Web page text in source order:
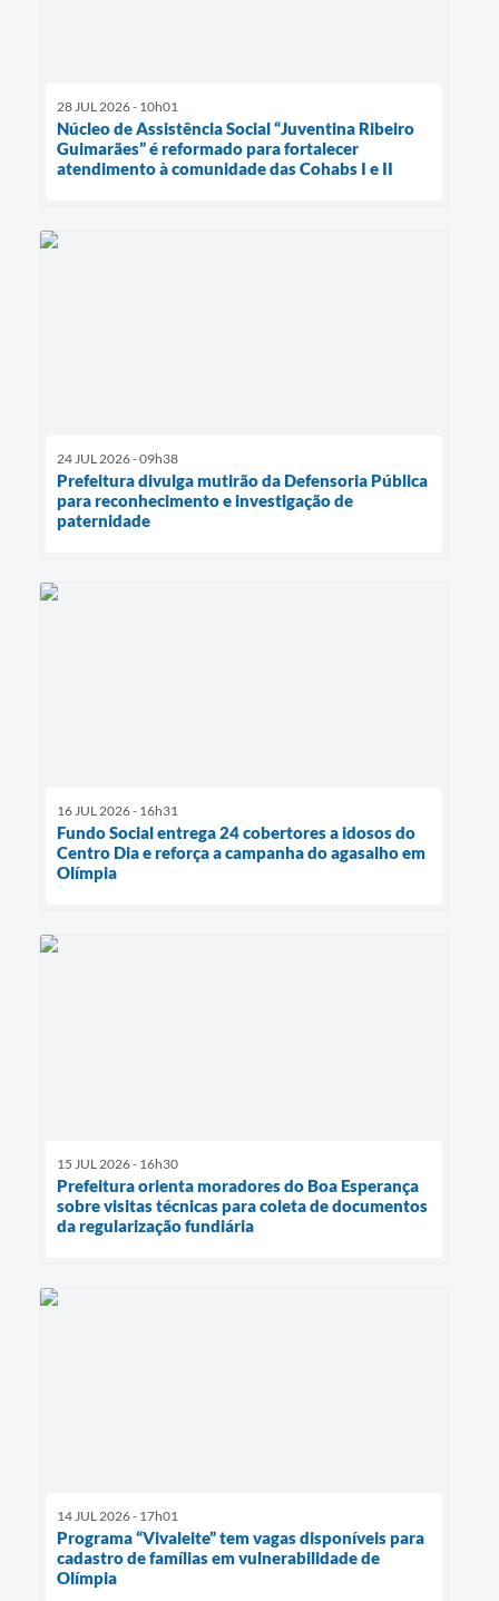
28 JUL 2026 - 10h01
Núcleo de Assistência Social “Juventina Ribeiro
Guimarães” é reformado para fortalecer
atendimento à comunidade das Cohabs I e II
24 JUL 2026 - 09h38
Prefeitura divulga mutirão da Defensoria Pública
para reconhecimento e investigação de
paternidade
16 JUL 2026 - 16h31
Fundo Social entrega 24 cobertores a idosos do
Centro Dia e reforça a campanha do agasalho em
Olímpia
15 JUL 2026 - 16h30
Prefeitura orienta moradores do Boa Esperança
sobre visitas técnicas para coleta de documentos
da regularização fundiária
14 JUL 2026 - 17h01
Programa “Vivaleite” tem vagas disponíveis para
cadastro de famílias em vulnerabilidade de
Olímpia